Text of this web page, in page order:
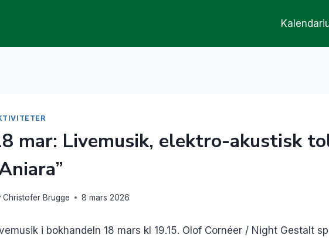
mar: Livemusik, elektro-akustisk
Christofer Brugge 8 mars 2026
i bokhandeln 18 mars kl 19.15. Olof Cornéer / Night Gestalt